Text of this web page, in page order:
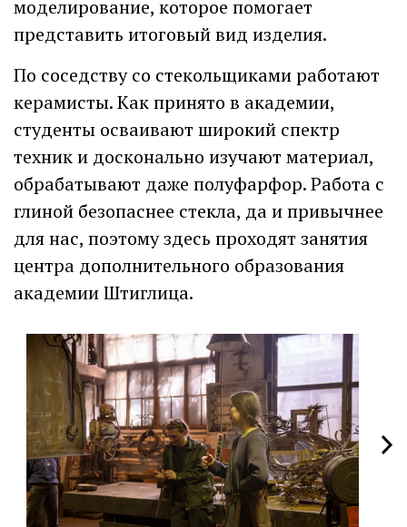
моделирование, которое помогает
представить итоговый вид изделия.
По соседству со стекольщиками работают
керамисты. Как принято в академии,
студенты осваивают широкий спектр
техник и досконально изучают материал,
обрабатывают даже полуфарфор. Работа с
глиной безопаснее стекла, да и привычнее
для нас, поэтому здесь проходят занятия
центра дополнительного образования
академии Штиглица.